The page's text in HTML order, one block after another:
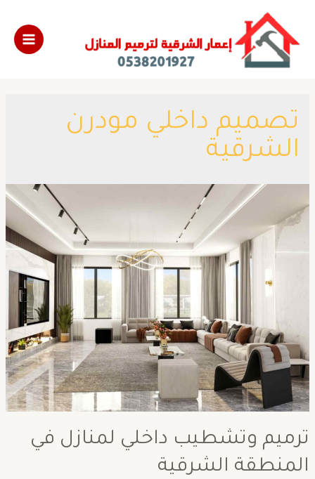
​تصميم داخلي مودرن
الشرقية
ترميم وتشطيب داخلي لمنازل في
المنطقة الشرقية